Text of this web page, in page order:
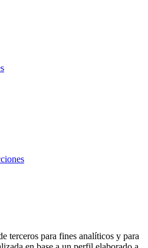
terceros para fines analíticos y para